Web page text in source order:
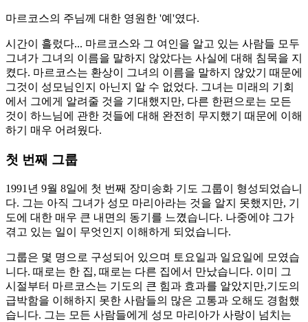
마르코스의 주님께 대한 영원한 '예'였다.
시간이 흘렀다... 마르코스와 그 여인을 알고 있는 사람들 모두
그녀가 그녀의 이름을 말하지 않았다는 사실에 대해 침묵을 지
켰다. 마르코스는 환상이 그녀의 이름을 말하지 않았기 때문에
그것이 성모님인지 아닌지 알 수 없었다. 그녀는 미래의 기회
에서 그에게 알려줄 것을 기대했지만, 다른 한편으로는 모든
것이 하느님에 관한 것들에 대해 완전히 무지했기 때문에 이해
하기 매우 어려웠다.
첫 번째 그룹
1991년 9월 8일에 첫 번째 장미송화 기도 그룹이 형성되었습니
다. 그는 아직 그녀가 성모 마리아라는 것을 알지 못했지만, 기
도에 대한 매우 큰 내면의 동기를 느꼈습니다. 나중에야 그가
겪고 있는 일이 무엇인지 이해하게 되었습니다.
그룹은 몇 명으로 구성되어 있으며 토요일과 일요일에 모였습
니다. 때로는 한 집, 때로는 다른 집에서 만났습니다. 이미 그
시절부터 마르코스는 기도의 큰 힘과 효과를 알았지만,기도의
급박함을 이해하지 못한 사람들의 많은 고통과 오해도 경험했
습니다. 그는 모든 사람들에게 성모 마리아가 사랑이 넘치는